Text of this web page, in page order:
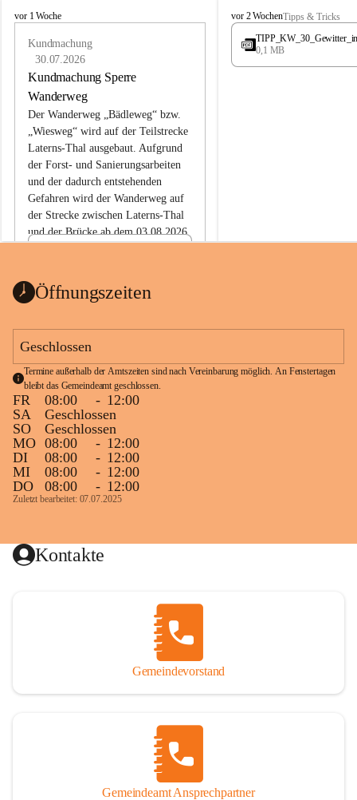
L
vor 1 Woche
Kundmachung
30.07.2026
Kundmachung Sperre
Wanderweg
Der Wanderweg „Bädleweg“ bzw.
„Wiesweg“ wird auf der Teilstrecke
Laterns-Thal ausgebaut. Aufgrund
der Forst- und Sanierungsarbeiten
und der dadurch entstehenden
Gefahren wird der Wanderweg auf
der Strecke zwischen Laterns-Thal
und der Brücke ab dem 03.08.2026
ht
1 Seite•0,1 MB
L
a
e
vor 2 WochenTipps & Tricks
0,1 MB
Öffnungszeiten
Geschlossen
Termine außerhalb der Amtszeiten sind nach Vereinbarung möglich. An Fenstertagen
bleibt das Gemeindeamt geschlossen.
FR 08:00 - 12:00
SA
Geschlossen
SO
Geschlossen
MO 08:00 - 12:00
DI
08:00 - 12:00
MI
08:00 - 12:00
DO
08:00 - 12:00
Zuletzt bearbeitet: 07.07.2025
Kontakte
Gemeindevorstand
Gemeindeamt Ansprechpartner